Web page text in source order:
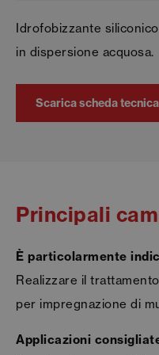
Idrofobizzante
in dispersione acquosa.
Scarica scheda tecnica
Principali
È particolarmente
Realizzare il
per impregnazione di
Applicazioni